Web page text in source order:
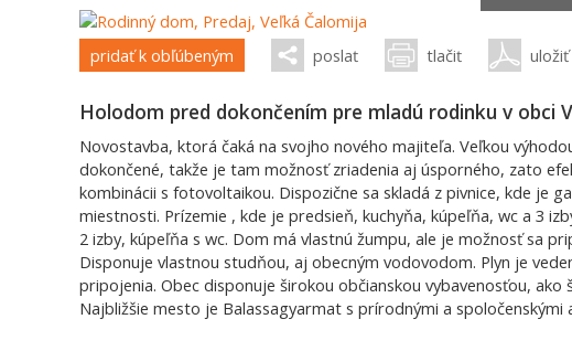
pridať k obľúbeným poslať tlačiť uložiť
Holodom pred dokončením pre mladú rodinku v obci
Novostavba, ktorá čaká na svojho nového majiteľa. Veľkou
dokončené, takže je tam možnosť zriadenia aj úsporného, zato
kombinácii s fotovoltaikou. Dispozične sa skladá z pivnice, kde je
miestnosti. Prízemie , kde je predsieň, kuchyňa, kúpeľňa, wc a 3
2 izby, kúpeľňa s wc. Dom má vlastnú žumpu, ale je možnosť sa
Disponuje vlastnou studňou, aj obecným vodovodom. Plyn je
pripojenia. Obec disponuje širokou občianskou vybavenosťou, ako
Najbližšie mesto je Balassagyarmat s prírodnými a spoločenskými